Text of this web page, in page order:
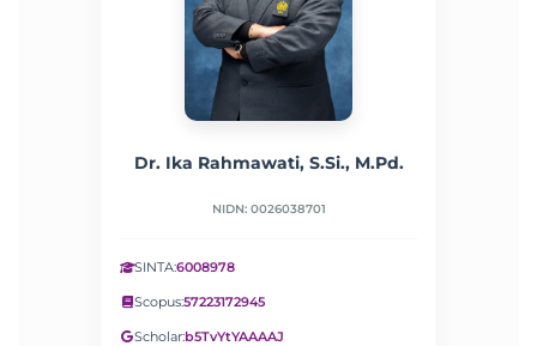
Dr. Ika Rahmawati, S.Si., M.Pd.
NIDN: 0026038701
SINTA:6008978
Scopus:57223172945
Scholar:b5TvYtYAAAAJ